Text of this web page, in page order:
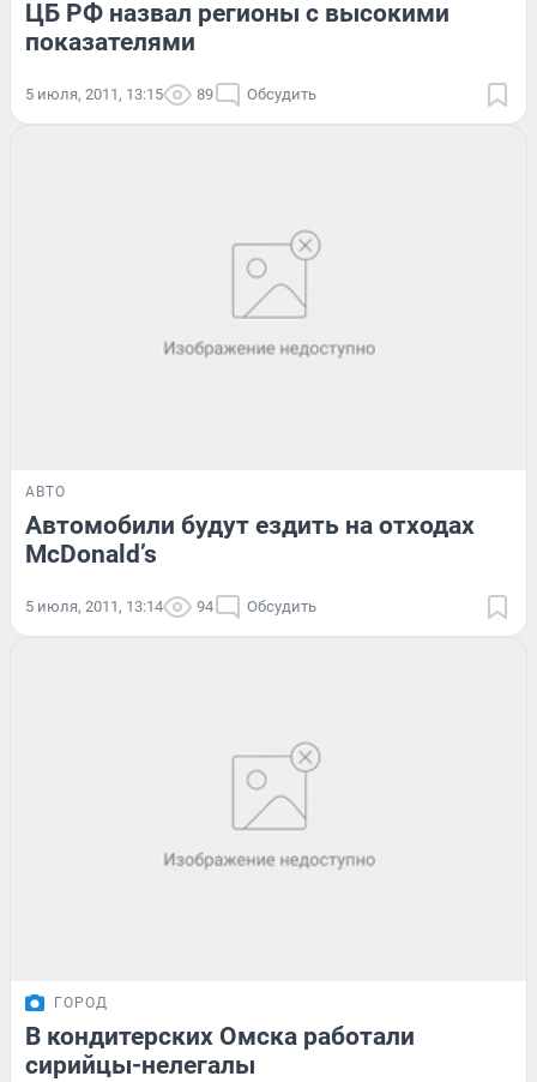
ЦБ РФ назвал регионы с высокими
показателями
5 июля, 2011, 13:15 89 Обсудить
АВТО
Автомобили будут ездить на отходах
McDonald’s
5 июля, 2011, 13:14 94 Обсудить
ГОРОД
В кондитерских Омска работали
сирийцы-нелегалы